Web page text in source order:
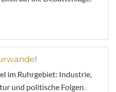
im Ruhrgebiet: Industrie,
und politische Folgen.